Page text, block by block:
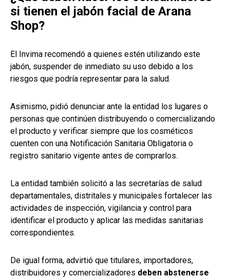
si tienen el jabón facial de Arana
Shop?
El Invima recomendó a quienes estén utilizando este
jabón, suspender de inmediato su uso debido a los
riesgos que podría representar para la salud.
Asimismo, pidió denunciar ante la entidad los lugares o
personas que continúen distribuyendo o comercializando
el producto y verificar siempre que los cosméticos
cuenten con una Notificación Sanitaria Obligatoria o
registro sanitario vigente antes de comprarlos.
La entidad también solicitó a las secretarías de salud
departamentales, distritales y municipales fortalecer las
actividades de inspección, vigilancia y control para
identificar el producto y aplicar las medidas sanitarias
correspondientes.
De igual forma, advirtió que titulares, importadores,
distribuidores y comercializadores deben abstenerse